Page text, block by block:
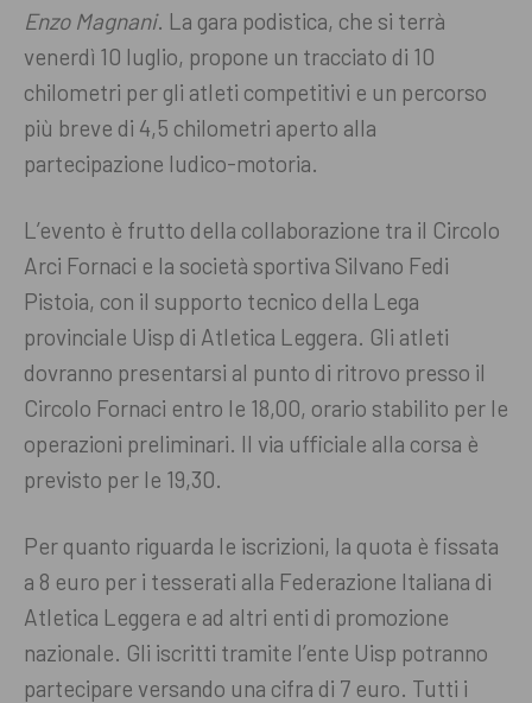
Enzo Magnani. La gara podistica, che si terrà
venerdì 10 luglio, propone un tracciato di 10
chilometri per gli atleti competitivi e un percorso
più breve di 4,5 chilometri aperto alla
partecipazione ludico-motoria.
L’evento è frutto della collaborazione tra il Circolo
Arci Fornaci e la società sportiva Silvano Fedi
Pistoia, con il supporto tecnico della Lega
provinciale Uisp di Atletica Leggera. Gli atleti
dovranno presentarsi al punto di ritrovo presso il
Circolo Fornaci entro le 18,00, orario stabilito per le
operazioni preliminari. Il via ufficiale alla corsa è
previsto per le 19,30.
Per quanto riguarda le iscrizioni, la quota è fissata
a 8 euro per i tesserati alla Federazione Italiana di
Atletica Leggera e ad altri enti di promozione
nazionale. Gli iscritti tramite l’ente Uisp potranno
partecipare versando una cifra di 7 euro. Tutti i